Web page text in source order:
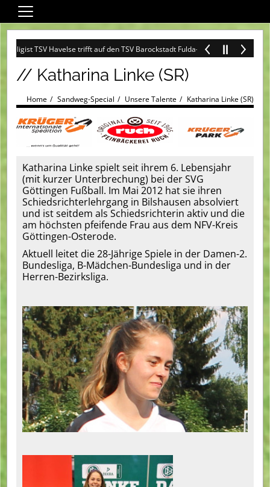
Wir über uns
Fußball
Darts
Sandweg-Special
Service
Ehrenamt
Fanshop SVG
Spielplan (Heim)
TSV Havelse trifft auf den TSV Barockstadt Fulda-Lehnerz +++ +++
// Katharina Linke (SR)
Home Sandweg-Special Unsere Talente Katharina Linke (SR)
Katharina Linke spielt seit ihrem 6. Lebensjahr
(mit kurzer Unterbrechung) bei der SVG
Göttingen Fußball. Im Mai 2012 hat sie ihren
Schiedsrichterlehrgang in Bilshausen absolviert
und ist seitdem als Schiedsrichterin aktiv und die
am höchsten pfeifende Frau aus dem NFV-Kreis
Göttingen-Osterode.
Aktuell leitet die 28-Jährige Spiele in der Damen-2.
Bundesliga, B-Mädchen-Bundesliga und in der
Herren-Bezirksliga.